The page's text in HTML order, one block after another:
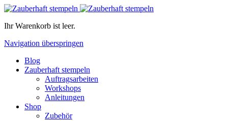
Ihr Warenkorb ist leer.
Navigation überspringen
Blog
Zauberhaft stempeln
Auftragsarbeiten
Workshops
Anleitungen
Shop
Zubehör